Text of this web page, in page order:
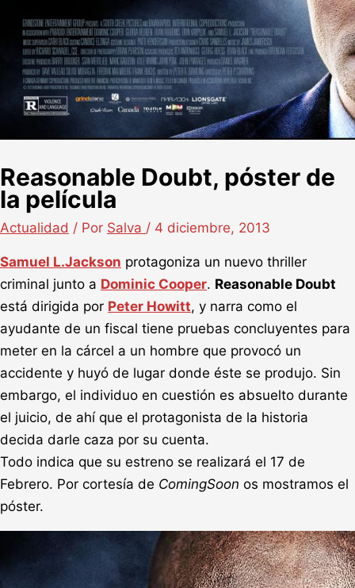
Reasonable Doubt, póster de
la película
Actualidad / Por Salva / 4 diciembre, 2013
Samuel L.Jackson protagoniza un nuevo thriller
criminal junto a Dominic Cooper. Reasonable Doubt
está dirigida por Peter Howitt, y narra como el
ayudante de un fiscal tiene pruebas concluyentes para
meter en la cárcel a un hombre que provocó un
accidente y huyó de lugar donde éste se produjo. Sin
embargo, el individuo en cuestión es absuelto durante
el juicio, de ahí que el protagonista de la historia
decida darle caza por su cuenta.
Todo indica que su estreno se realizará el 17 de
Febrero. Por cortesía de ComingSoon os mostramos el
póster.